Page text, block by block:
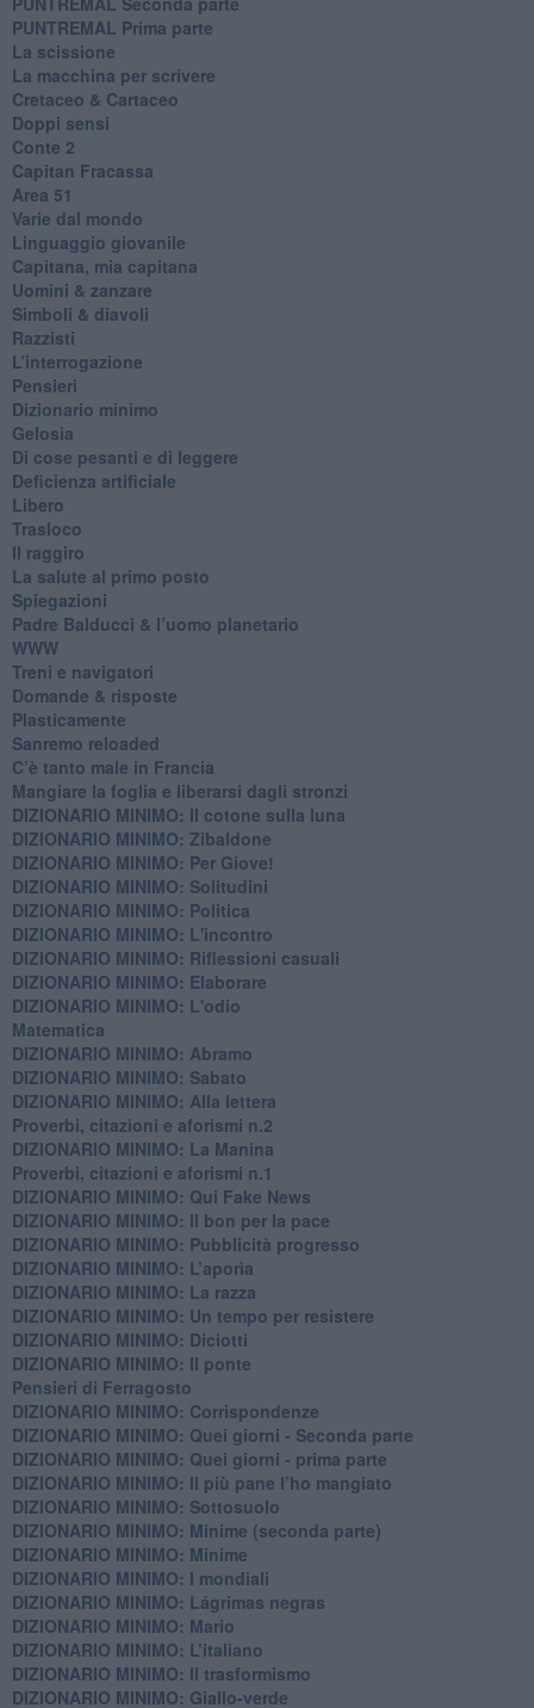
​PUNTREMAL Prima parte
La scissione
La macchina per scrivere
Cretaceo & Cartaceo
Doppi sensi
​Conte 2
​Capitan Fracassa
​Area 51
Varie dal mondo
​Linguaggio giovanile
​Capitana, mia capitana
Uomini & zanzare
​Simboli & diavoli
Razzisti
​L’interrogazione
Pensieri
​Dizionario minimo
Gelosia
Di cose pesanti e di leggere
​Deficienza artificiale
Libero
Trasloco
Il raggiro
​La salute al primo posto
Spiegazioni
Padre Balducci & l’uomo planetario
WWW
​Treni e navigatori
​Domande & risposte
​Plasticamente
Sanremo reloaded
C’è tanto male in Francia
​Mangiare la foglia e liberarsi dagli stronzi
DIZIONARIO MINIMO: Il cotone sulla luna
DIZIONARIO MINIMO: Zibaldone
DIZIONARIO MINIMO: Per Giove!
DIZIONARIO MINIMO: Solitudini
DIZIONARIO MINIMO: Politica
DIZIONARIO MINIMO: L'incontro
DIZIONARIO MINIMO: Riflessioni casuali
DIZIONARIO MINIMO: Elaborare
DIZIONARIO MINIMO: L'odio
​Matematica
DIZIONARIO MINIMO: Abramo
DIZIONARIO MINIMO: Sabato
​DIZIONARIO MINIMO: Alla lettera
Proverbi, citazioni e aforismi n.2
DIZIONARIO MINIMO: La Manina
​Proverbi, citazioni e aforismi n.1
DIZIONARIO MINIMO: Qui Fake News
DIZIONARIO MINIMO: ​Il bon per la pace
DIZIONARIO MINIMO: Pubblicità progresso
DIZIONARIO MINIMO: L’aporìa
DIZIONARIO MINIMO: La razza
DIZIONARIO MINIMO: Un tempo per resistere
DIZIONARIO MINIMO: Diciotti
DIZIONARIO MINIMO: Il ponte
Pensieri di Ferragosto
DIZIONARIO MINIMO: Corrispondenze
DIZIONARIO MINIMO: Quei giorni - Seconda parte
DIZIONARIO MINIMO: Quei giorni - prima parte
DIZIONARIO MINIMO: Il più pane l’ho mangiato
DIZIONARIO MINIMO: Sottosuolo
DIZIONARIO MINIMO: Minime (seconda parte)
DIZIONARIO MINIMO: Minime
DIZIONARIO MINIMO: ​I mondiali
DIZIONARIO MINIMO: ​Lágrimas negras
DIZIONARIO MINIMO: Mario
DIZIONARIO MINIMO: L’italiano
DIZIONARIO MINIMO: Il trasformismo
DIZIONARIO MINIMO: Giallo-verde